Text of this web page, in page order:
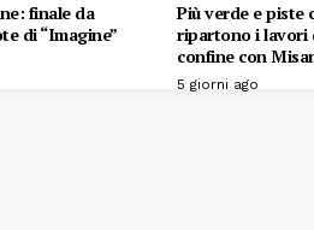
finale da
di “Imagine”
Più verde e piste
ripartono i lavori
confine con
5 giorni ago